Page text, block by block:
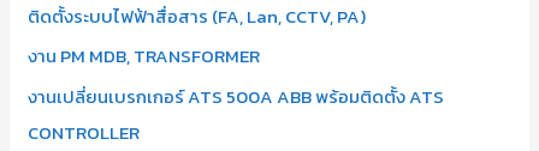
ติดตั้งระบบไฟฟ้าสื่อสาร (FA, Lan, CCTV, PA)
งาน PM MDB, TRANSFORMER
งานเปลี่ยนเบรกเกอร์ ATS 500A ABB พร้อมติดตั้ง ATS
CONTROLLER